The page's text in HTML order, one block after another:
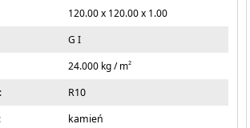
120.00 x 120.00 x 1.00
G I
24.000 kg / m2
R10
kamień